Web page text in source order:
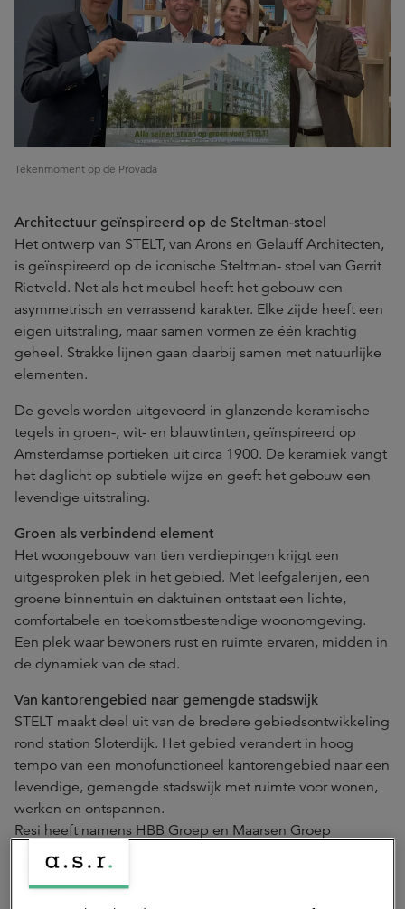
Tekenmoment op de Provada
Architectuur geïnspireerd op de Steltman-stoel
Het ontwerp van STELT, van Arons en Gelauff Architecten,
is geïnspireerd op de iconische Steltman- stoel van Gerrit
Rietveld. Net als het meubel heeft het gebouw een
asymmetrisch en verrassend karakter. Elke zijde heeft een
eigen uitstraling, maar samen vormen ze één krachtig
geheel. Strakke lijnen gaan daarbij samen met natuurlijke
elementen.
De gevels worden uitgevoerd in glanzende keramische
tegels in groen-, wit- en blauwtinten, geïnspireerd op
Amsterdamse portieken uit circa 1900. De keramiek vangt
het daglicht op subtiele wijze en geeft het gebouw een
levendige uitstraling.
Groen als verbindend element
Het woongebouw van tien verdiepingen krijgt een
uitgesproken plek in het gebied. Met leefgalerijen, een
groene binnentuin en daktuinen ontstaat een lichte,
comfortabele en toekomstbestendige woonomgeving.
Een plek waar bewoners rust en ruimte ervaren, midden in
de dynamiek van de stad.
Van kantorengebied naar gemengde stadswijk
STELT maakt deel uit van de bredere gebiedsontwikkeling
rond station Sloterdijk. Het gebied verandert in hoog
tempo van een monofunctioneel kantorengebied naar een
levendige, gemengde stadswijk met ruimte voor wonen,
werken en ontspannen.
Resi heeft namens HBB Groep en Maarsen Groep
geadviseerd bij de verkoop van de woningen aan a.s.r.
real assets.